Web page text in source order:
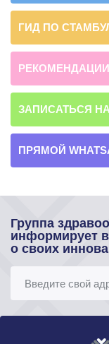
ГИД ПО
РЕКОМЕНДАЦИИ
ЗАПИСАТЬСЯ
ПРЯМОЙ
Группа
информирует
о своих